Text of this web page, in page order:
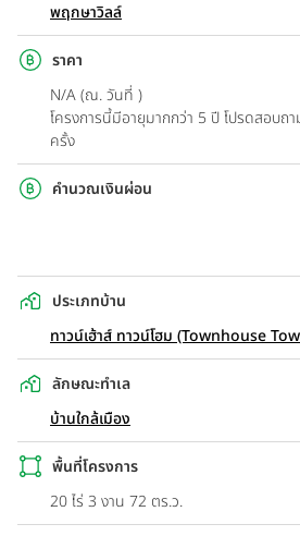
พฤกษาวิลล์
ราคา
N/A (ณ. วันที่ )
โครงการนี้มีอายุมากกว่า 5 ปี โปรดสอบถ
ครั้ง
คำนวณเงินผ่อน
ประเภทบ้าน
ทาวน์เฮ้าส์ ทาวน์โฮม (Townhouse
ลักษณะทำเล
บ้านใกล้เมือง
พื้นที่โครงการ
20 ไร่ 3 งาน 72 ตร.ว.